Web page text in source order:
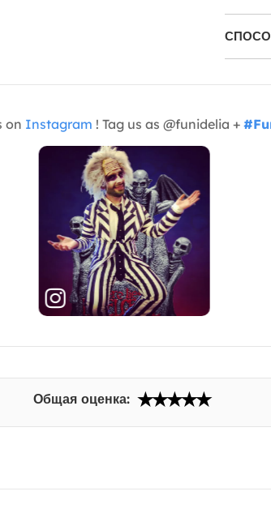
on Instagram ! Tag us as @funidelia +
Общая оценка: